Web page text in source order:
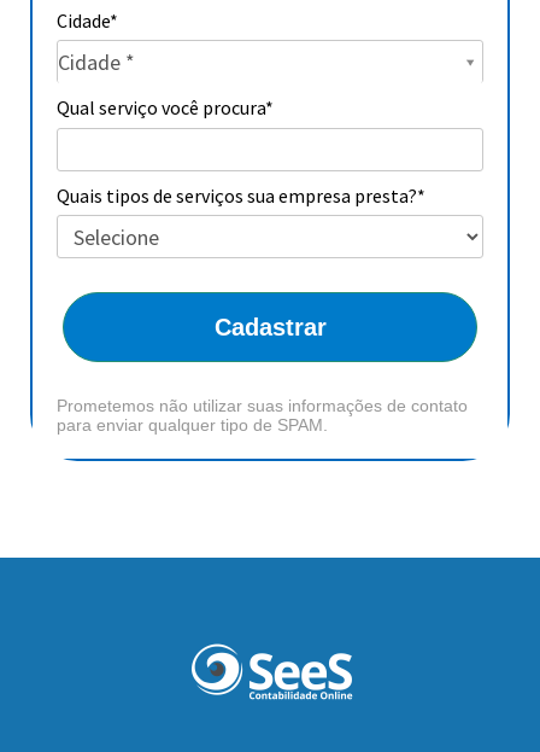
Cidade*
Cidade *
Cidade*
Qual serviço você procura*
Quais tipos de serviços sua empresa presta?*
Cadastrar
Prometemos não utilizar suas informações de contato
para enviar qualquer tipo de SPAM.